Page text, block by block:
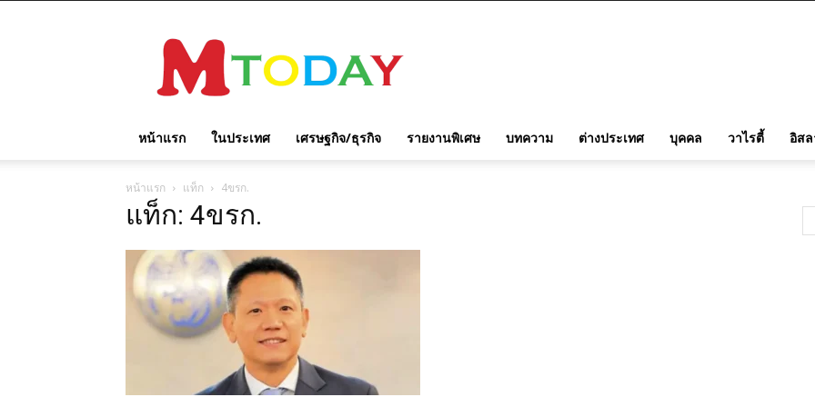
TODAY
หน้าแรก ในประเทศ เศรษฐกิจ/ธุรกิจ รายงานพิเศษ บทความ ต่างประเทศ บุคคล วาไรตี้ อิส
หน้าแรก แท็ก 4ขรก.
แท็ก: 4ขรก.